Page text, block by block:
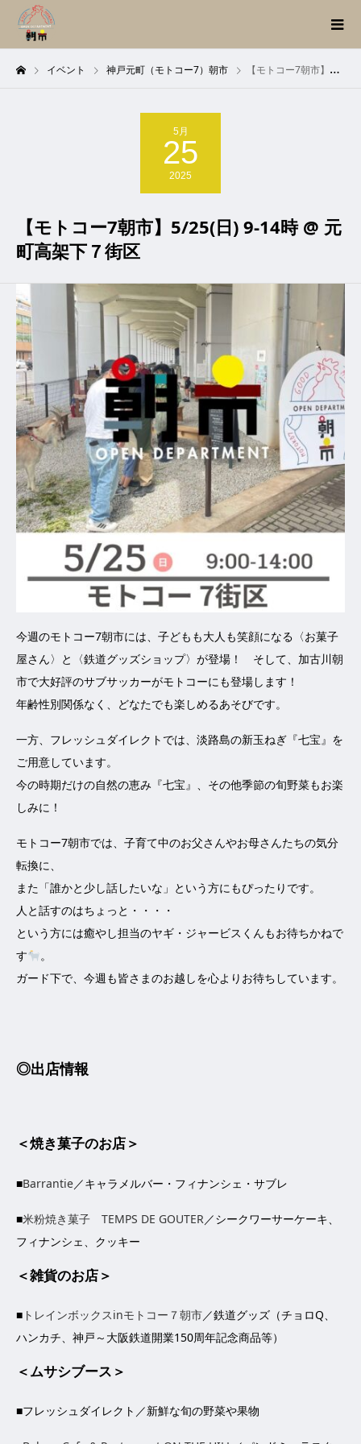
イベント 神戸元町（モトコー7）朝市 【モトコー7朝市】5/25(日) 9-14時 @ 元町高架下７街区
5月
25
2025
【モトコー7朝市】5/25(日) 9-14時 @ 元
町高架下７街区
今週のモトコー7朝市には、子どもも大人も笑顔になる〈お菓子
屋さん〉と〈鉄道グッズショップ〉が登場！ そして、加古川朝
市で大好評のサブサッカーがモトコーにも登場します！
年齢性別関係なく、どなたでも楽しめるあそびです。
一方、フレッシュダイレクトでは、淡路島の新玉ねぎ『七宝』を
ご用意しています。
今の時期だけの自然の恵み『七宝』、その他季節の旬野菜もお楽
しみに！
モトコー7朝市では、子育て中のお父さんやお母さんたちの気分
転換に、
また「誰かと少し話したいな」という方にもぴったりです。
人と話すのはちょっと・・・・
という方には癒やし担当のヤギ・ジャービスくんもお待ちかねで
す
。
ガード下で、今週も皆さまのお越しを心よりお待ちしています。
◎出店情報
＜焼き菓子のお店＞
■Barrantie／キャラメルバー・フィナンシェ・サブレ
■米粉焼き菓子 TEMPS DE GOUTER ／シークワーサーケーキ、
フィナンシェ、クッキー
＜雑貨のお店＞
■ トレインボックスinモトコー７朝市／鉄道グッズ（チョロQ、
ハンカチ、神戸～大阪鉄道開業150周年記念商品等）
＜ムサシブース＞
■フレッシュダイレクト／新鮮な旬の野菜や果物